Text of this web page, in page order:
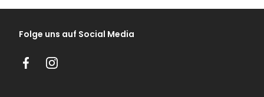
Folge uns auf Social Media
FacebookInstagram